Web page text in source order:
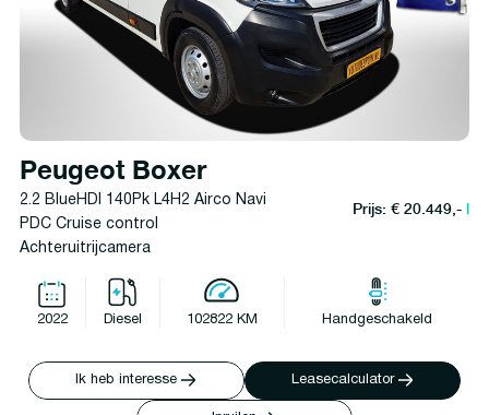
Peugeot Boxer
2.2 BlueHDI 140Pk L4H2 Airco Navi
PDC Cruise control
Achteruitrijcamera
Prijs: € 20.449,-l
2022 Diesel 102822 KM Handgeschakeld
Ik heb interesse Leasecalculator